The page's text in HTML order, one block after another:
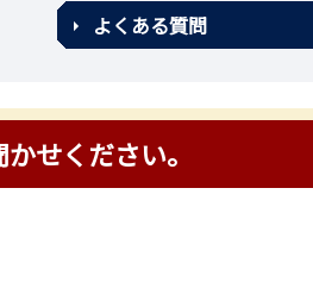
よくある質問
せください。